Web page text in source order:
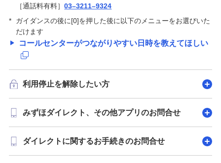
［通話料有料］03–3211–9324
*
ガイダンスの後に[0]を押した後に以下のメニューをお選びいた
だけます
コールセンターがつながりやすい日時を教えてほしい
利用停止を解除したい方
みずほダイレクト、その他アプリのお問合せ
ダイレクトに関するお手続きのお問合せ